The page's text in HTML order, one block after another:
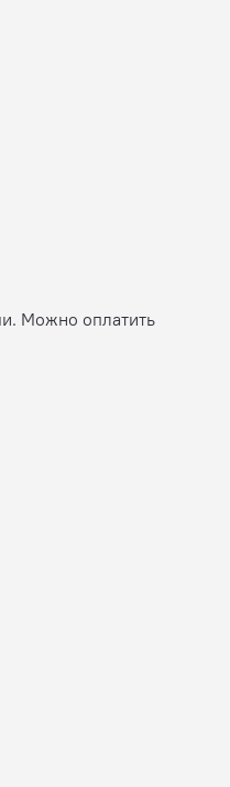
Можно оплатить